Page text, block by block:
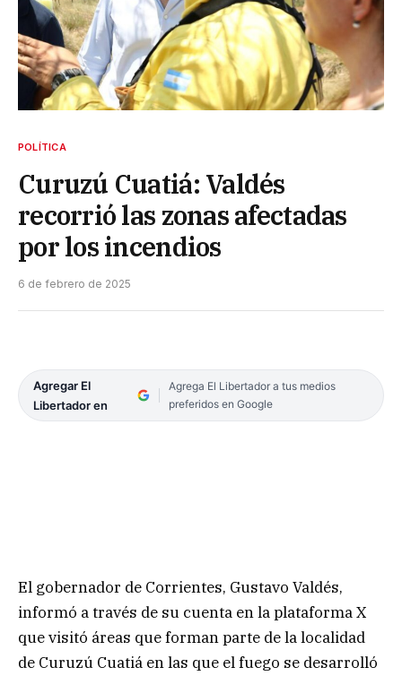
POLÍTICA
Curuzú Cuatiá: Valdés
recorrió las zonas afectadas
por los incendios
6 de febrero de 2025
Agregar El
Libertador en
Agrega El Libertador a tus medios
preferidos en Google
El gobernador de Corrientes, Gustavo Valdés,
informó a través de su cuenta en la plataforma X
que visitó áreas que forman parte de la localidad
de Curuzú Cuatiá en las que el fuego se desarrolló